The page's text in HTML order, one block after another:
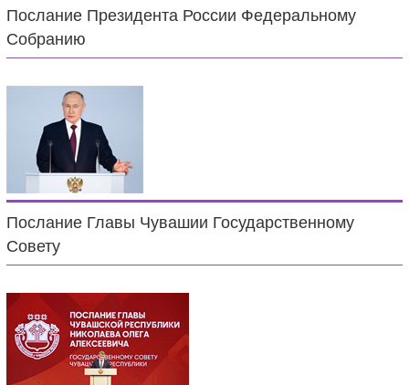
Послание Президента России Федеральному
Собранию
Послание Главы Чувашии Государственному
Совету